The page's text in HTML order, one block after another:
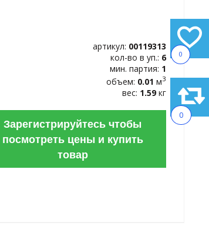
0
0
артикул: 00119313
кол-во в уп.: 6
мин. партия: 1
объем: 0.01 м3
вес: 1.59кг
Зарегистрируйтесь чтобы
посмотреть цены и купить
товар